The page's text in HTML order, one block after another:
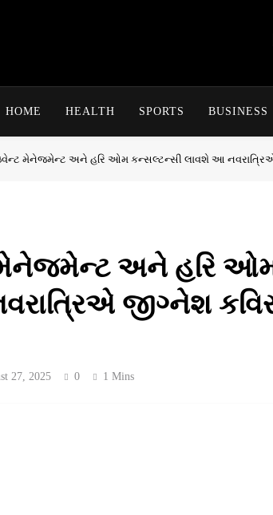
HOME HEALTH SPORTS BUSINESS
મેનેજમેન્ટ અને હરિ ઓમ કન્સલ્ટન્સી લાવશે આ નવરાત્રિએ
મેનેજમેન્ટ અને હરિ
જીગ્નેશ
27, 2025 0 1 Mins